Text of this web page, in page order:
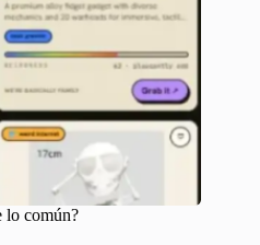
lo común?